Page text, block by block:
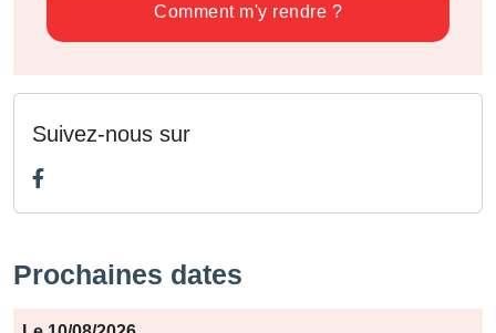
Comment m'y rendre ?
Suivez-nous sur
Prochaines dates